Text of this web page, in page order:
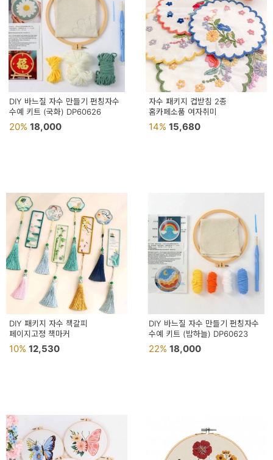
DIY 바느질 자수 만들기 펀칭자수
수예 키트 (국화) DP60626
20% 18,000
자수 패키지 컵받침 2종
홈카페소품 여자취미
14% 15,680
DIY 패키지 자수 책갈피
페이지고정 책마커
10% 12,530
DIY 바느질 자수 만들기 펀칭자수
수예 키트 (밤하늘) DP60623
22% 18,000